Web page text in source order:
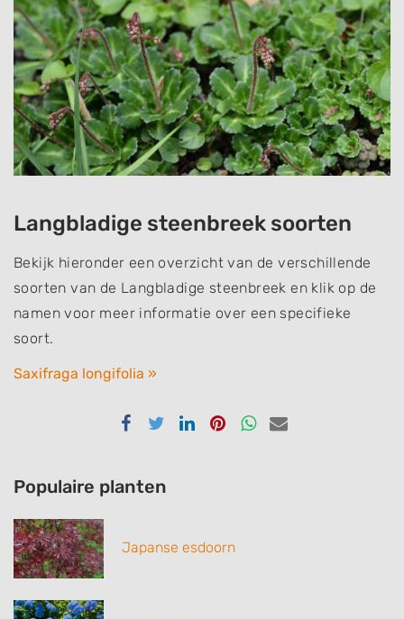
Langbladige steenbreek soorten
Bekijk hieronder een overzicht van de verschillende
soorten van de Langbladige steenbreek en klik op de
namen voor meer informatie over een specifieke
soort.
Saxifraga longifolia »
DelenDelenDelenDelenDelenDelen
Populaire planten
Japanse esdoorn